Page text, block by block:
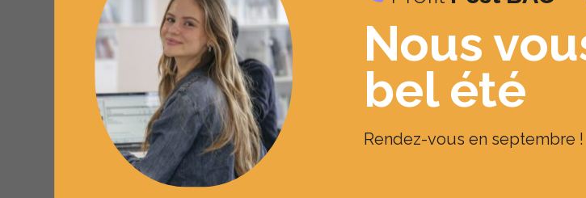
ESDES ESSCA
Expertise & Contrôle
banking & risk (à
Management Éthique des Innovations
Nous
bel été
Rendez-vous en septembre !